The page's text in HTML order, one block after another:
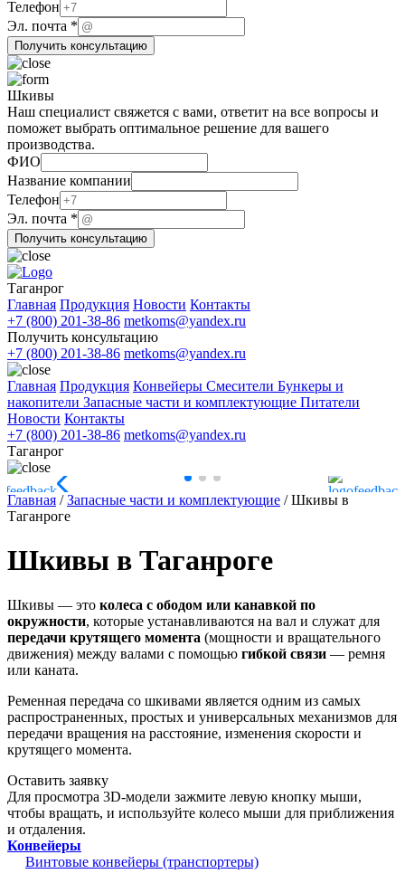
Название
Название
Эл.
Телефон
Эл. почта *
Получить консультацию
Шкивы
Наш специалист свяжется с вами, ответит на все вопросы и
поможет выбрать оптимальное решение для вашего
производства.
ФИО
*
Название
ФИО
Название компании
Телефон
Эл. почта *
Получить консультацию
Таганрог
Главная Продукция Новости Контакты
+7 (800) 201-38-86 metkoms@yandex.ru
Получить консультацию
+7 (800) 201-38-86 metkoms@yandex.ru
Главная Продукция Конвейеры Смесители Бункеры и
накопители Запасные части и комплектующие Питатели
Новости Контакты
+7 (800) 201-38-86 metkoms@yandex.ru
Таганрог
Главная /Запасные части и комплектующие /Шкивы в
Таганроге
Шкивы в Таганроге
Шкивы — это колеса с ободом или канавкой по
окружности, которые устанавливаются на вал и служат для
передачи крутящего момента (мощности и вращательного
движения) между валами с помощью гибкой связи — ремня
или каната.
Ременная передача со шкивами является одним из самых
распространенных, простых и универсальных механизмов для
передачи вращения на расстояние, изменения скорости и
крутящего момента.
Оставить заявку
Для просмотра 3D-модели зажмите левую кнопку мыши,
чтобы вращать, и используйте колесо мыши для приближения
и отдаления.
Конвейеры
Винтовые конвейеры (транспортеры)